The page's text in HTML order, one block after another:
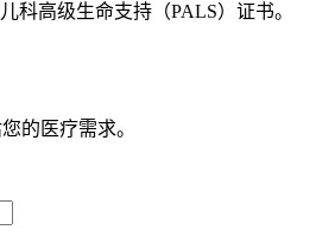
科高级生命支持（PALS）证书。
的医疗需求。